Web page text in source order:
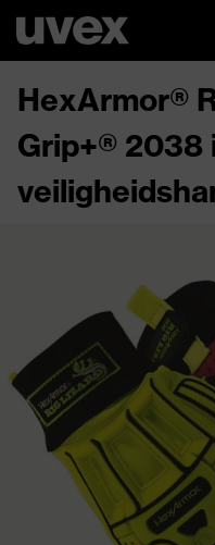
HexArmor®
Grip+® 2038